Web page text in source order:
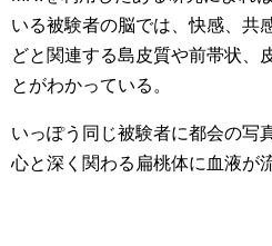
いる被験者の脳では、快感、共
どと関連する島皮質や前帯状、
とがわかっている。
いっぽう同じ被験者に都会の写
心と深く関わる扁桃体に血液が